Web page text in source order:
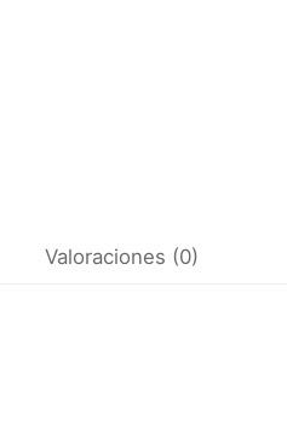
Valoraciones (0)